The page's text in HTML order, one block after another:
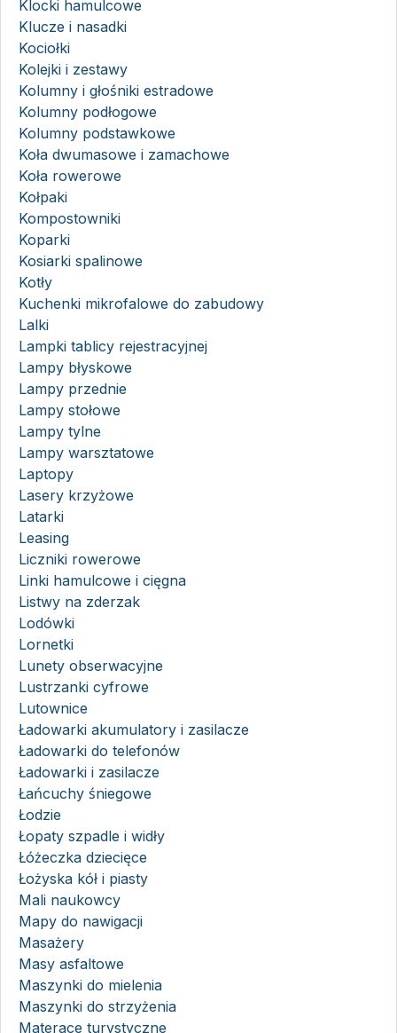
Klocki hamulcowe
Klucze i nasadki
Kociołki
Kolejki i zestawy
Kolumny i głośniki estradowe
Kolumny podłogowe
Kolumny podstawkowe
Koła dwumasowe i zamachowe
Koła rowerowe
Kołpaki
Kompostowniki
Koparki
Kosiarki spalinowe
Kotły
Kuchenki mikrofalowe do zabudowy
Lalki
Lampki tablicy rejestracyjnej
Lampy błyskowe
Lampy przednie
Lampy stołowe
Lampy tylne
Lampy warsztatowe
Laptopy
Lasery krzyżowe
Latarki
Leasing
Liczniki rowerowe
Linki hamulcowe i cięgna
Listwy na zderzak
Lodówki
Lornetki
Lunety obserwacyjne
Lustrzanki cyfrowe
Lutownice
Ładowarki akumulatory i zasilacze
Ładowarki do telefonów
Ładowarki i zasilacze
Łańcuchy śniegowe
Łodzie
Łopaty szpadle i widły
Łóżeczka dziecięce
Łożyska kół i piasty
Mali naukowcy
Mapy do nawigacji
Masażery
Masy asfaltowe
Maszynki do mielenia
Maszynki do strzyżenia
Materace turystyczne